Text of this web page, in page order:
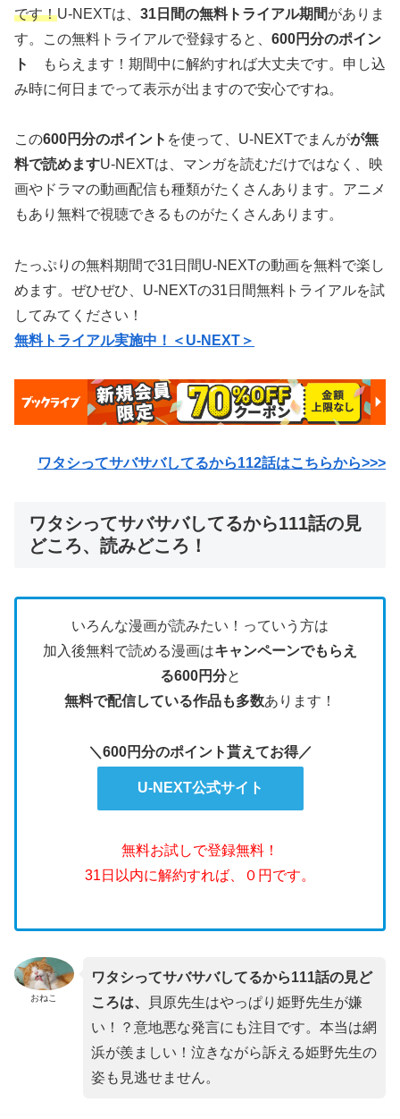
です！U-NEXTは、 31日間の無料トライアル期間がありま
す。この無料トライアルで登録すると、 600円分のポイン
ト
もらえます！期間中に解約すれば大丈夫です。申し込
み時に何日までって表示が出ますので安心ですね。
この600円分のポイント を使って、U-NEXTでまんがが無
料で読めますU-NEXTは、マンガを読むだけではなく、映
画やドラマの動画配信も種類がたくさんあります。アニメ
もあり無料で視聴できるものがたくさんあります。
たっぷりの無料期間で31日間U-NEXTの動画を無料で楽し
めます。ぜひぜひ、U-NEXTの31日間無料トライアルを試
してみてください！
無料トライアル実施中！＜U-NEXT＞
ワタシってサバサバしてるから112話はこちらから>>>
ワタシってサバサバしてるから111話の見
どころ、読みどころ！
いろんな漫画が読みたい！っていう方は
加入後無料で読める漫画はキャンペーンでもらえ
る600円分と
無料で配信している作品も多数あります！
＼600円分のポイント貰えてお得／
U-NEXT公式サイト
無料お試しで登録無料！
31日以内に解約すれば、０円です。
おねこ
ワタシってサバサバしてるから111話の見ど
ころは、
貝原先生はやっぱり姫野先生が嫌
い！？意地悪な発言にも注目です。本当は網
浜が羨ましい！泣きながら訴える姫野先生の
姿も見逃せません。